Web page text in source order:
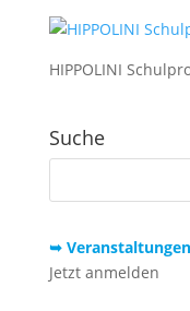
HIPPOLINI
Suche
➥ Veranstaltungen
Jetzt anmelden